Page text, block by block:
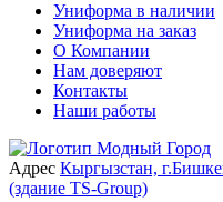
Униформа в наличии
Униформа на заказ
О Компании
Нам доверяют
Контакты
Наши работы
Адрес Кыргызстан,
(здание TS-Group)